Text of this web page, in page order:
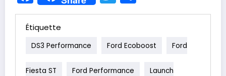
Étiquette
DS3 Performance Ford Ecoboost Ford
Fiesta ST Ford Performance Launch